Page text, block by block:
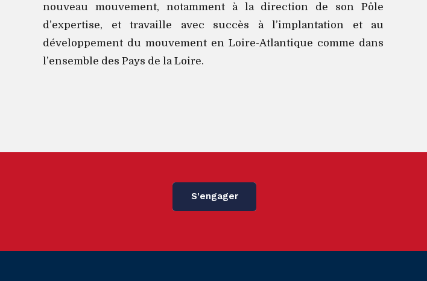
nouveau mouvement, notamment à la direction de son Pôle
d’expertise, et travaille avec succès à l’implantation et au
développement du mouvement en Loire-Atlantique comme dans
l’ensemble des Pays de la Loire.
S'engager